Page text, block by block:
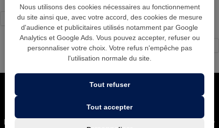
← 1 ... 20 21 22 23 24
Leader national dans la ventilation des cuisines professionnelles •
Nous utilisons des cookies nécessaires au fonctionnement
du site ainsi que, avec votre accord, des cookies de mesure
d'audience et publicitaires utilisés notamment par Google
Analytics et Google Ads. Vous pouvez accepter, refuser ou
personnaliser votre choix. Votre refus n'empêche pas
l'utilisation normale du site.
Tout refuser
Tout accepter